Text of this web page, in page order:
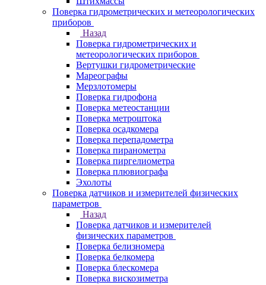
Поверка гидрометрических и метеорологических
приборов
Назад
Поверка гидрометрических и
метеорологических приборов
Вертушки гидрометрические
Мареографы
Мерзлотомеры
Поверка гидрофона
Поверка метеостанции
Поверка метроштока
Поверка осадкомера
Поверка перепадометра
Поверка пиранометра
Поверка пиргелиометра
Поверка плювиографа
Эхолоты
Поверка датчиков и измерителей физических
параметров
Назад
Поверка датчиков и измерителей
физических параметров
Поверка белизномера
Поверка белкомера
Поверка блескомера
Поверка вискозиметра